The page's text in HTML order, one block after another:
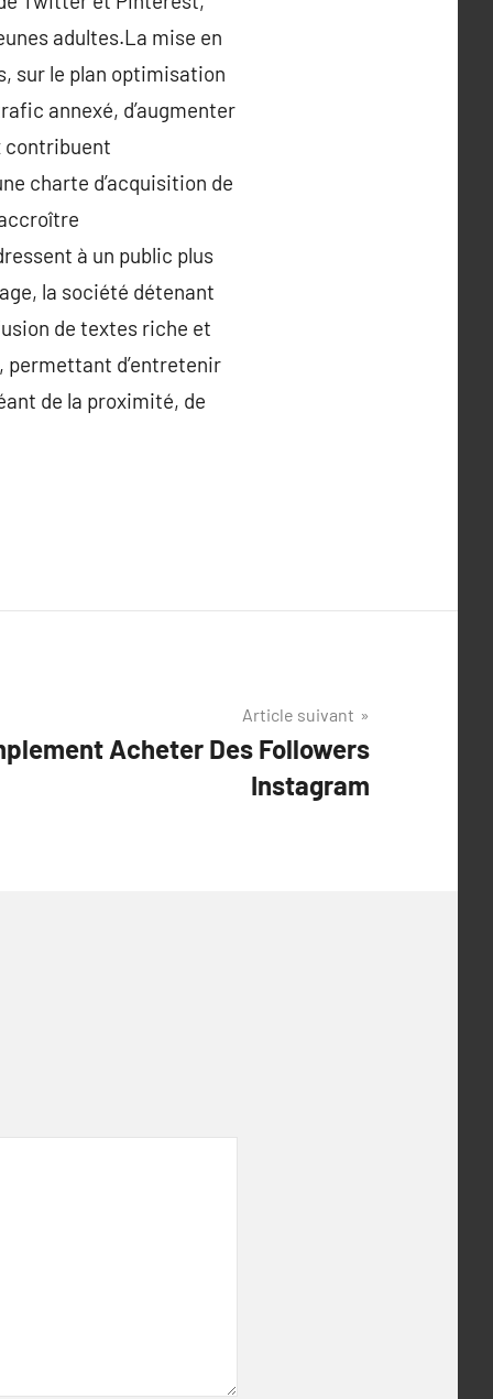
adultes.La mise en
sur le plan optimisation
annexé, d’augmenter
contribuent
charte d’acquisition de
à un public plus
la société détenant
de textes riche et
permettant d’entretenir
de la proximité, de
Article suivant
Acheter Des Followers
Instagram